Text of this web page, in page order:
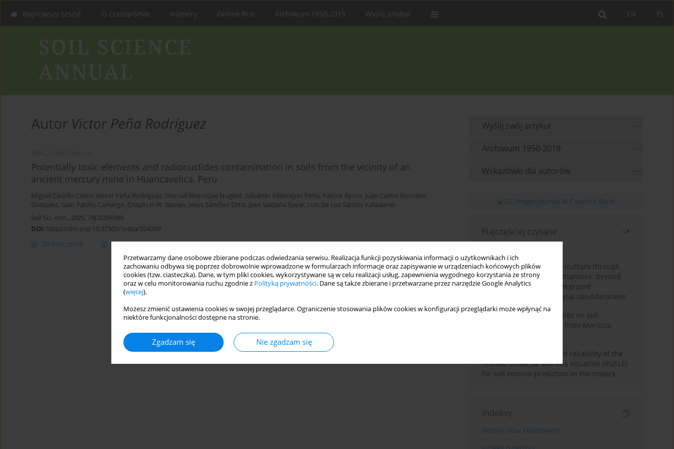
Przetwarzamy dane osobowe zbierane podczas odwiedzania serwisu. Realizacja funkcji pozyskiwania informacji o użytkownikach i ich
zachowaniu odbywa się poprzez dobrowolnie wprowadzone w formularzach informacje oraz zapisywanie w urządzeniach końcowych plików
cookies (tzw. ciasteczka). Dane, w tym pliki cookies, wykorzystywane są w celu realizacji usług, zapewnienia wygodnego korzystania ze strony
oraz w celu monitorowania ruchu zgodnie z Polityką prywatności. Dane są także zbierane i przetwarzane przez narzędzie Google Analytics
(więcej).
Możesz zmienić ustawienia cookies w swojej przeglądarce. Ograniczenie stosowania plików cookies w konfiguracji przeglądarki może wpłynąć na
niektóre funkcjonalności dostępne na stronie.
Zgadzam się Nie zgadzam się
PL
EN
Najnowszy zeszyt O czasopiśmie Numery Online first Archiwum 1950-2019 Wyślij artykuł
Autor Victor Peña Rodríguez
Potentially toxic elements and radionuclides contamination in soils from the vicinity of an
ancient mercury mine in Huancavelica, Peru
Miguel Castillo Corzo, Victor Peña Rodríguez, Manuel Manrique Nugent, Eduardo Villarreyes Peña, Patrick Byrne, Juan Carlos González
Gonzalez, Galo Patiño Camargo, Crispin H.W. Barnes, Jesus Sánchez Ortiz, Jose Saldaña Tovar, Luis De Los Santos Valladares
Soil Sci. Ann., 2025, 76(2)204389
DOI: https://doi.org/10.37501/soilsa/204389
Streszczenie Artykuł(PDF)
Wyślij swój artykuł
Archiwum 1950-2019
Wskazówki dla autorów
Najczęściej czytane
Towards sustainable agriculture through
synthetic microbial communities: beyond
multifunctional roles, integrated
applications, and ecological considerations
Impacts of mining activities on soil
properties: case studies from Morocco
Revisiting the questioned reliability of the
revised universal soil loss equation (RUSLE)
for soil erosion prediction in the tropics
Indeksy
Indeks słów kluczowych